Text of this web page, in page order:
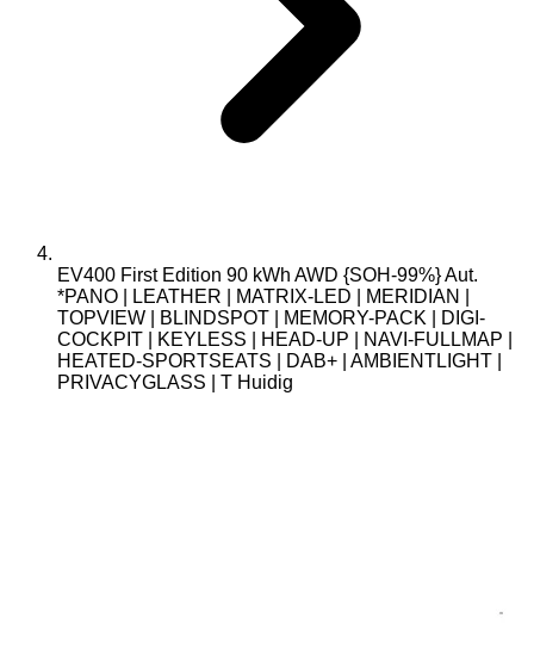
EV400 First Edition 90 kWh AWD {SOH-99%} Aut.
*PANO | LEATHER | MATRIX-LED | MERIDIAN |
TOPVIEW | BLINDSPOT | MEMORY-PACK | DIGI-
COCKPIT | KEYLESS | HEAD-UP | NAVI-FULLMAP |
HEATED-SPORTSEATS | DAB+ | AMBIENTLIGHT |
PRIVACYGLASS | T Huidig